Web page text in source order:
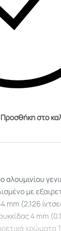
Προσθήκη στο
με
mm (2,126
4 mm
χρώματα